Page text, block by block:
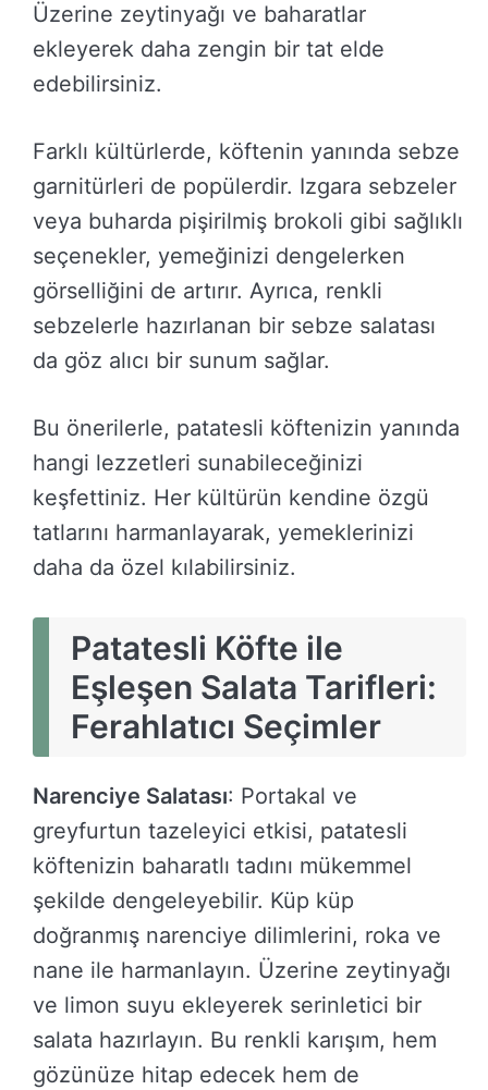
Üzerine zeytinyağı ve baharatlar
ekleyerek daha zengin bir tat elde
edebilirsiniz.
Farklı kültürlerde, köftenin yanında sebze
garnitürleri de popülerdir. Izgara sebzeler
veya buharda pişirilmiş brokoli gibi sağlıklı
seçenekler, yemeğinizi dengelerken
görselliğini de artırır. Ayrıca, renkli
sebzelerle hazırlanan bir sebze salatası
da göz alıcı bir sunum sağlar.
Bu önerilerle, patatesli köftenizin yanında
hangi lezzetleri sunabileceğinizi
keşfettiniz. Her kültürün kendine özgü
tatlarını harmanlayarak, yemeklerinizi
daha da özel kılabilirsiniz.
Patatesli Köfte ile
Eşleşen Salata Tarifleri:
Ferahlatıcı Seçimler
Narenciye Salatası: Portakal ve
greyfurtun tazeleyici etkisi, patatesli
köftenizin baharatlı tadını mükemmel
şekilde dengeleyebilir. Küp küp
doğranmış narenciye dilimlerini, roka ve
nane ile harmanlayın. Üzerine zeytinyağı
ve limon suyu ekleyerek serinletici bir
salata hazırlayın. Bu renkli karışım, hem
gözünüze hitap edecek hem de